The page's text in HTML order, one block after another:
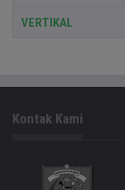
VERTIKAL
Kontak Kami